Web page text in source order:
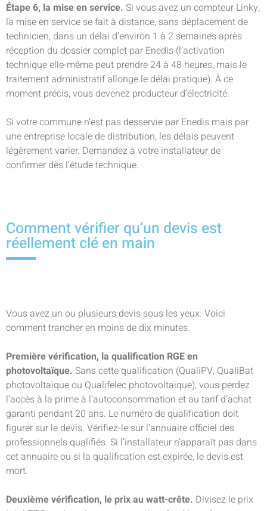
Étape 6, la mise en service. Si vous avez un compteur Linky,
la mise en service se fait à distance, sans déplacement de
technicien, dans un délai d’environ 1 à 2 semaines après
réception du dossier complet par Enedis (l’activation
technique elle-même peut prendre 24 à 48 heures, mais le
traitement administratif allonge le délai pratique). À ce
moment précis, vous devenez producteur d’électricité.
Si votre commune n’est pas desservie par Enedis mais par
une entreprise locale de distribution, les délais peuvent
légèrement varier. Demandez à votre installateur de
confirmer dès l’étude technique.
Comment vérifier qu’un devis est
réellement clé en main
Vous avez un ou plusieurs devis sous les yeux. Voici
comment trancher en moins de dix minutes.
Première vérification, la qualification RGE en
photovoltaïque. Sans cette qualification (QualiPV, QualiBat
photovoltaïque ou Qualifelec photovoltaïque), vous perdez
l’accès à la prime à l’autoconsommation et au tarif d’achat
garanti pendant 20 ans. Le numéro de qualification doit
figurer sur le devis. Vérifiez-le sur l’annuaire officiel des
professionnels qualifiés. Si l’installateur n’apparaît pas dans
cet annuaire ou si la qualification est expirée, le devis est
mort.
Deuxième vérification, le prix au watt-crête. Divisez le prix